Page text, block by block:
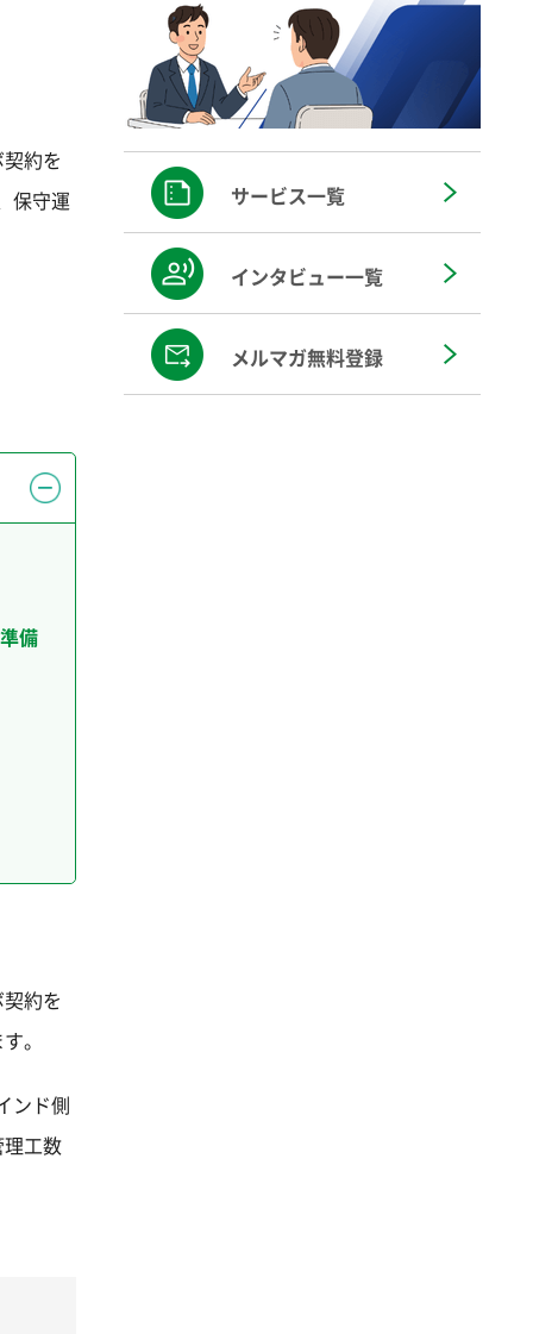
約を
保守運
備
約を
。
ンド側
工数
サービス一覧
インタビュー一覧
メルマガ無料登録